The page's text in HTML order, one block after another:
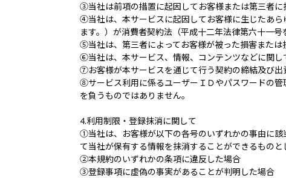
③当社は前項の措置に起因してお客様または第三者に
④当社は、本サービスに起因してお客様に生じたあ
ます。）が消費者契約法（平成十二年法律第六十一
⑤当社は、第三者によってお客様が被った損害または
⑥当社は、本サービス、情報、コンテンツなどに関し
⑦お客様が本サービスを通じて行う契約の締結及び出
⑧サービス利用に係るユーザーＩＤやパスワードの
を負うものではありません。
4.利用制限・登録抹消に関して
①当社は、お客様が以下の各号のいずれかの事由に
て当社が保有する情報を抹消することができるものと
②本規約のいずれかの条項に違反した場合
③登録事項に虚偽の事実があることが判明した場合